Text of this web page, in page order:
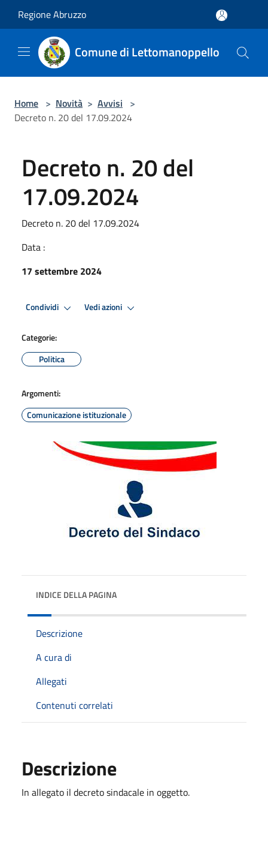
Regione Abruzzo
Comune di Lettomanoppello
Home > Novità > Avvisi >
Decreto n. 20 del 17.09.2024
Decreto n. 20 del
17.09.2024
Decreto n. 20 del 17.09.2024
Data :
17 settembre 2024
Condividi Vedi azioni
Categorie:
Politica
Argomenti:
Comunicazione istituzionale
INDICE DELLA PAGINA
Descrizione
A cura di
Allegati
Contenuti correlati
Descrizione
In allegato il decreto sindacale in oggetto.